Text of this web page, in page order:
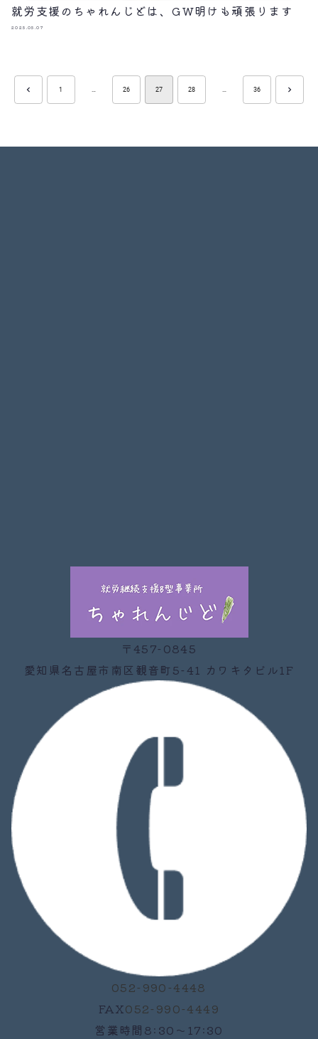
就労支援のちゃれんじどは、GW明けも頑張ります
2025.05.07
1 26 27 28 36
〒457-0845
愛知県名古屋市南区観音町5-41 カワキタビル1F
052-990-4448
FAX052-990-4449
営業時間 8:30～17:30